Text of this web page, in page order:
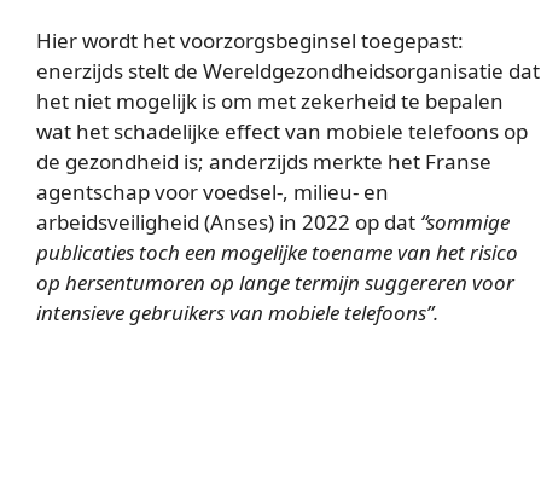
Hier wordt het voorzorgsbeginsel toegepast:
enerzijds stelt de Wereldgezondheidsorganisatie dat
het niet mogelijk is om met zekerheid te bepalen
wat het schadelijke effect van mobiele telefoons op
de gezondheid is; anderzijds merkte het Franse
agentschap voor voedsel-, milieu- en
arbeidsveiligheid (Anses) in 2022 op dat “sommige
publicaties toch een mogelijke toename van het risico
op hersentumoren op lange termijn suggereren voor
intensieve gebruikers van mobiele telefoons”.